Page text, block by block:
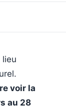
lieu
voir la
au 28